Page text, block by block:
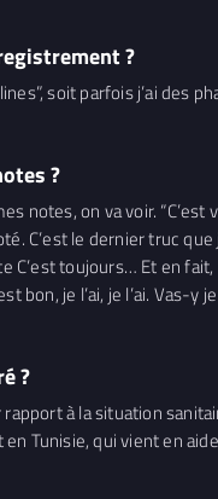
?
soit parfois j’ai des
?
notes, on va voir.
C’est le dernier truc
C’est toujours… Et en
bon, je l’ai, je l’ai. Vas-y
?
rapport à la situation
Tunisie, qui vient en